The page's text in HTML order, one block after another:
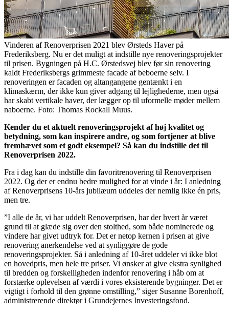
Vinderen af Renoverprisen 2021 blev Ørsteds Haver på
Frederiksberg. Nu er det muligt at indstille nye renoveringsprojekter
til prisen. Bygningen på H.C. Ørstedsvej blev før sin renovering
kaldt Frederiksbergs grimmeste facade af beboerne selv. I
renoveringen er facaden og altangangene gentænkt i en
klimaskærm, der ikke kun giver adgang til lejlighederne, men også
har skabt vertikale haver, der lægger op til uformelle møder mellem
naboerne. Foto: Thomas Rockall Muus.
Kender du et aktuelt renoveringsprojekt af høj kvalitet og
betydning, som kan inspirere andre, og som fortjener at blive
fremhævet som et godt eksempel? Så kan du indstille det til
Renoverprisen 2022.
Fra i dag kan du indstille din favoritrenovering til Renoverprisen
2022. Og der er endnu bedre mulighed for at vinde i år: I anledning
af Renoverprisens 10-års jubilæum uddeles der nemlig ikke én pris,
men tre.
”I alle de år, vi har uddelt Renoverprisen, har der hvert år været
grund til at glæde sig over den stolthed, som både nominerede og
vindere har givet udtryk for. Det er netop kernen i prisen at give
renovering anerkendelse ved at synliggøre de gode
renoveringsprojekter. Så i anledning af 10-året uddeler vi ikke blot
en hovedpris, men hele tre priser. Vi ønsker at give ekstra synlighed
til bredden og forskelligheden indenfor renovering i håb om at
forstærke oplevelsen af værdi i vores eksisterende bygninger. Det er
vigtigt i forhold til den grønne omstilling,” siger Susanne Borenhoff,
administrerende direktør i Grundejernes Investeringsfond.